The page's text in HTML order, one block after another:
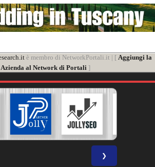
è membro di NetworkPortali.it | [ Aggiungi la
Azienda al Network di Portali]
❯